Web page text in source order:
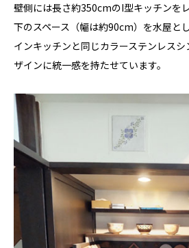
壁側には長さ約350cmのI型キッチンを
下のスペース（幅は約90cm）を水屋と
インキッチンと同じカラーステンレス
ザインに統一感を持たせています。